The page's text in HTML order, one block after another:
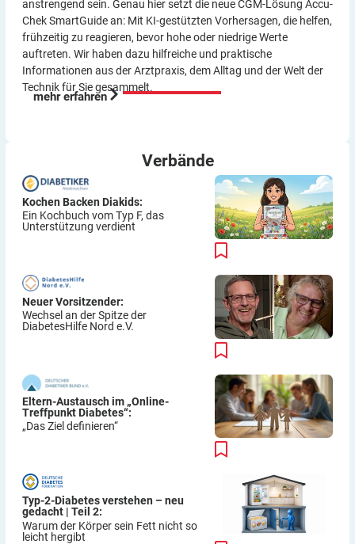
anstrengend sein. Genau hier setzt die neue CGM-Lösung Accu-
Chek SmartGuide an: Mit KI-gestützten Vorher­sagen, die helfen,
frühzeitig zu reagieren, bevor hohe oder niedrige Werte
auftreten. Wir haben dazu hilf­reiche und praktische
Informationen aus der Arzt­praxis, dem Alltag und der Welt der
Technik für Sie gesammelt.
mehr erfahren
Verbände
Kochen Backen Diakids:
Ein Kochbuch vom Typ F, das
Unterstützung verdient
Neuer Vorsitzender:
Wechsel an der Spitze der
DiabetesHilfe Nord e.V.
Eltern-Austausch im „Online-
Treffpunkt Diabetes“:
„Das Ziel definieren“
Typ-2-Diabetes verstehen – neu
gedacht | Teil 2:
Warum der Körper sein Fett nicht so
leicht hergibt